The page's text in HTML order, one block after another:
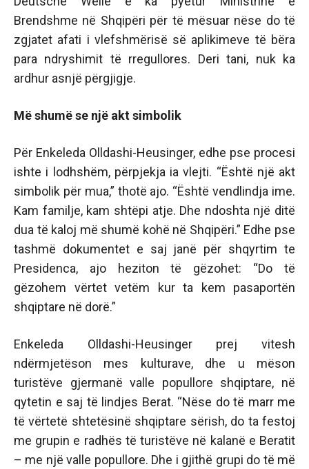
Brendshme në Shqipëri për të mësuar nëse do të
zgjatet afati i vlefshmërisë së aplikimeve të bëra
para ndryshimit të rregullores. Deri tani, nuk ka
ardhur asnjë përgjigje.
Më shumë se një akt simbolik
Për Enkeleda Olldashi-Heusinger, edhe pse procesi
ishte i lodhshëm, përpjekja ia vlejti. “Është një akt
simbolik për mua,” thotë ajo. “Është vendlindja ime.
Kam familje, kam shtëpi atje. Dhe ndoshta një ditë
dua të kaloj më shumë kohë në Shqipëri.” Edhe pse
tashmë dokumentet e saj janë për shqyrtim te
Presidenca, ajo heziton të gëzohet: “Do të
gëzohem vërtet vetëm kur ta kem pasaportën
shqiptare në dorë.”
Enkeleda Olldashi-Heusinger prej vitesh
ndërmjetëson mes kulturave, dhe u mëson
turistëve gjermanë valle popullore shqiptare, në
qytetin e saj të lindjes Berat. “Nëse do të marr me
të vërtetë shtetësinë shqiptare sërish, do ta festoj
me grupin e radhës të turistëve në kalanë e Beratit
– me një valle popullore. Dhe i gjithë grupi do të më